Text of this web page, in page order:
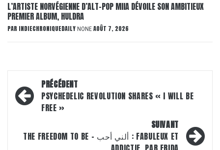
L’ARTISTE NORVÉGIENNE D’ALT-POP MIIA DÉVOILE SON AMBITIEUX
PREMIER ALBUM, HULDRA
PAR INDIECHRONIQUEDAILY NONE AOÛT 7, 2026
Navigation
d’article
PRÉCÉDENT
PSYCHEDELIC REVOLUTION SHARES « I WILL BE
FREE »
SUIVANT
THE FREEDOM TO BE – ألني أحب : FABULEUX ET